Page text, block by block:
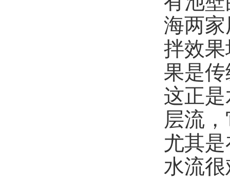
海两
拌效
果是
这正
层流
尤其
水流